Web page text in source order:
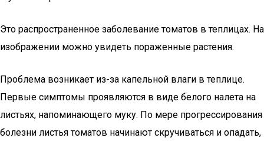
Это распространенное заболевание томатов в теплицах. На
изображении можно увидеть пораженные растения.
Проблема возникает из-за капельной влаги в теплице.
Первые симптомы проявляются в виде белого налета на
листьях, напоминающего муку. По мере прогрессирования
болезни листья томатов начинают скручиваться и опадать,